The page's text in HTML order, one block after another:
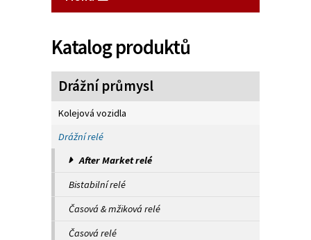
Katalog produktů
Drážní průmysl
Kolejová vozidla
Drážní relé
After Market relé
Bistabilní relé
Časová & mžiková relé
Časová relé